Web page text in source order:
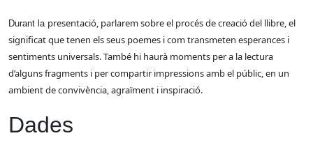
Durant la presentació, parlarem sobre el procés de creaciódel llibre,el
significat que tenen els seus poemes i comtransmeten esperances i
sentiments universals. També hi haurà moments pera la lectura
d’alguns fragments i per compartir impressions ambel públic, en un
ambient de convivència, agraïment i inspiració.
Dades